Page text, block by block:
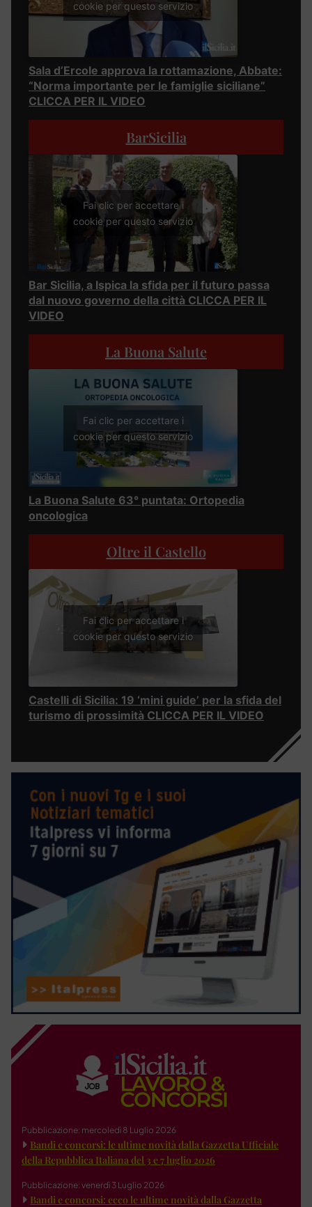
cookie per questo servizio
Sala d’Ercole approva la rottamazione, Abbate:
“Norma importante per le famiglie siciliane”
CLICCA PER IL VIDEO
BarSicilia
Fai clic per accettare i
cookie per questo servizio
Bar Sicilia, a Ispica la sfida per il futuro passa
dal nuovo governo della città CLICCA PER IL
VIDEO
La Buona Salute
Fai clic per accettare i
cookie per questo servizio
La Buona Salute 63° puntata: Ortopedia
oncologica
Oltre il Castello
Fai clic per accettare i
cookie per questo servizio
Castelli di Sicilia: 19 ‘mini guide’ per la sfida del
turismo di prossimità CLICCA PER IL VIDEO
Pubblicazione: mercoledì 8 Luglio 2026
Bandi e concorsi: le ultime novità dalla Gazzetta Ufficiale
della Repubblica Italiana del 3 e 7 luglio 2026
Pubblicazione: venerdì 3 Luglio 2026
Bandi e concorsi: ecco le ultime novità dalla Gazzetta